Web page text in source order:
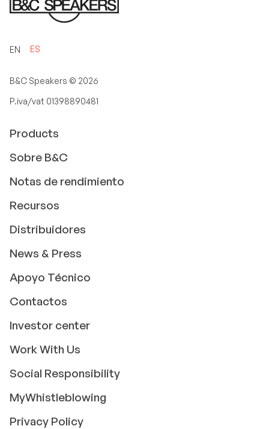
EN ES
B&C Speakers © 2026
P.iva/vat 01398890481
Products
Sobre B&C
Notas de rendimiento
Recursos
Distribuidores
News & Press
Apoyo Técnico
Contactos
Investor center
Work With Us
Social Responsibility
MyWhistleblowing
Privacy Policy